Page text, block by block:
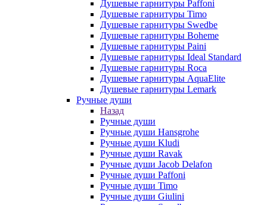
Душевые гарнитуры Paffoni
Душевые гарнитуры Timo
Душевые гарнитуры Swedbe
Душевые гарнитуры Boheme
Душевые гарнитуры Paini
Душевые гарнитуры Ideal Standard
Душевые гарнитуры Roca
Душевые гарнитуры AquaElite
Душевые гарнитуры Lemark
Ручные души
Назад
Ручные души
Ручные души Hansgrohe
Ручные души Kludi
Ручные души Ravak
Ручные души Jacob Delafon
Ручные души Paffoni
Ручные души Timo
Ручные души Giulini